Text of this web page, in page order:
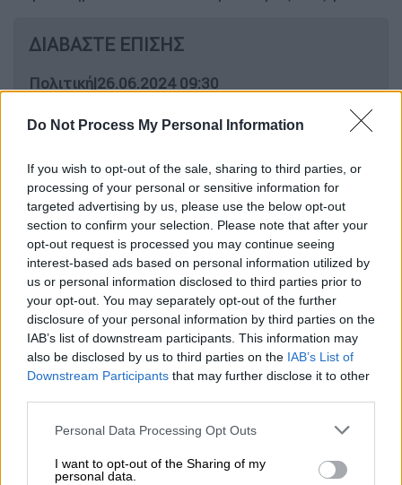
Do Not Process My Personal Information
If you wish to opt-out of the sale, sharing to third parties, or
processing of your personal or sensitive information for
targeted advertising by us, please use the below opt-out
section to confirm your selection. Please note that after your
opt-out request is processed you may continue seeing
interest-based ads based on personal information utilized by
us or personal information disclosed to third parties prior to
your opt-out. You may separately opt-out of the further
disclosure of your personal information by third parties on the
IAB’s list of downstream participants. This information may
also be disclosed by us to third parties on the IAB’s List of
Downstream Participants that may further disclose it to other
Please note that this website/app uses one or more Google
not limited to your visit or usage behaviour. You may click to
Personal Data Processing Opt Outs
I want to opt-out of the Sharing of my
personal data.
ΔΙΑΒΑΣΤΕ ΕΠΙΣΗΣ
Πολιτική|26.06.2024 09:30
Κασσελάκης: Αν θέλουν κάποιοι στον
ΣΥΡΙΖΑ μαύρο χρήμα, να εκλέξουν
κλείσιμο της Αυγής
«Αιφνιδιάζομαι...»
«Πληροφορούμαι αυτή τη στιγμή από εσάς
για το θέμα της παραίτησης από τα όργανα.
Όσον αφορά την παραίτηση των στελεχών
μας, πρόκειται για μία δυσάρεστη εξέλιξη,
ιστορικά στελέχη και ο κ.Τσιόκαςκαι ο κ.
Κοτσακάς
και ο κ. Τεμπονέρας
επίσης, καθ'
όλα επαρκής πολιτικά και άξια στελέχη.
Κατά συνέπεια, είναι πάρα πολύ δυσάρεστη